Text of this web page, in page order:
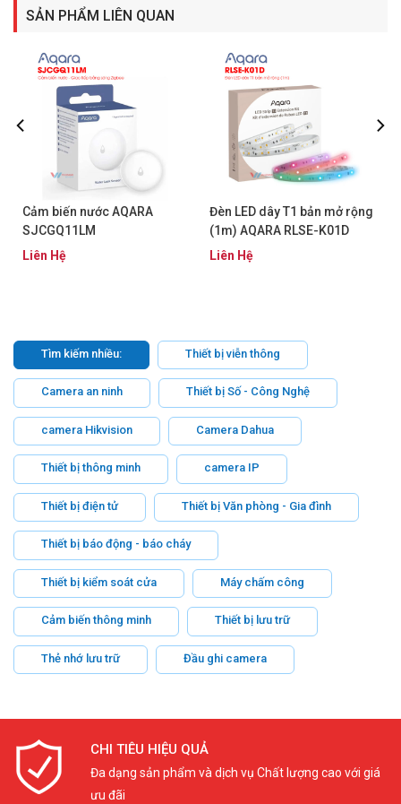
SẢN PHẨM LIÊN QUAN
Cảm biến nước AQARA
SJCGQ11LM
Liên Hệ
Đèn LED dây T1 bản mở rộng
(1m) AQARA RLSE-K01D
Liên Hệ
Tìm kiếm nhiều: Thiết bị viễn thông
Camera an ninh Thiết bị Số - Công Nghệ
camera Hikvision Camera Dahua
Thiết bị thông minh camera IP
Thiết bị điện tử Thiết bị Văn phòng - Gia đình
Thiết bị báo động - báo cháy
Thiết bị kiểm soát cửa Máy chấm công
Cảm biến thông minh Thiết bị lưu trữ
Thẻ nhớ lưu trữ Đầu ghi camera
CHI TIÊU HIỆU QUẢ
Đa dạng sản phẩm và dịch vụ Chất lượng cao với giá
ưu đãi